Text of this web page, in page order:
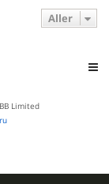
Aller
Limited